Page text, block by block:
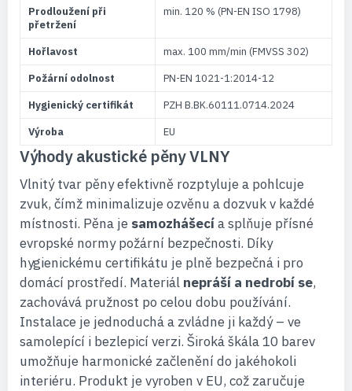
Prodloužení při
přetržení
min. 120 % (PN-EN ISO 1798)
Hořlavost
max. 100 mm/min (FMVSS 302)
Požární odolnost
PN-EN 1021-1:2014-12
Hygienický certifikát
PZH B.BK.60111.0714.2024
Výroba
EU
Výhody akustické pěny VLNY
Vlnitý tvar pěny efektivně rozptyluje a pohlcuje
zvuk, čímž minimalizuje ozvěnu a dozvuk v každé
místnosti. Pěna je samozhášecía splňuje přísné
evropské normy požární bezpečnosti. Díky
hygienickému certifikátu je plně bezpečná i pro
domácí prostředí. Materiál nepráší a nedrobí se,
zachovává pružnost po celou dobu používání.
Instalace je jednoduchá a zvládne ji každý – ve
samolepící i bezlepicí verzi. Široká škála 10 barev
umožňuje harmonické začlenění do jakéhokoli
interiéru. Produkt je vyroben v EU, což zaručuje